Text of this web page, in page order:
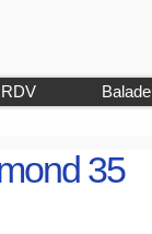
RDV Balade
35